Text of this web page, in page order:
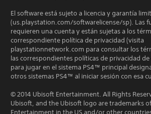
El software está sujeto a licencia y garantía
(us.playstation.com/softwarelicense/sp). Las
requieren una cuenta y están sujetas a los
correspondiente política de privacidad (visita
playstationnetwork.com para consultar los
las correspondientes políticas de privacidad
para jugar en el sistema PS4™ principal
otros sistemas PS4™ al iniciar sesión con esa
© 2014 Ubisoft Entertainment. All Rights
Ubisoft, and the Ubisoft logo are trademarks
Entertainment in the US and/or other